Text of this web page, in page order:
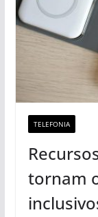
TELEFONIA
tornam